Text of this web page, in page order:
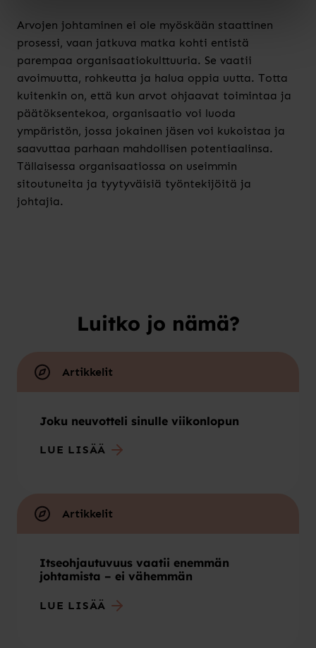
Arvojen johtaminen ei ole myöskään staattinen
prosessi, vaan jatkuva matka kohti entistä
parempaa organisaatiokulttuuria. Se vaatii
avoimuutta, rohkeutta ja halua oppia uutta. Totta
kuitenkin on, että kun arvot ohjaavat toimintaa ja
päätöksentekoa, organisaatio voi luoda
ympäristön, jossa jokainen jäsen voi kukoistaa ja
saavuttaa parhaan mahdollisen potentiaalinsa.
Tällaisessa organisaatiossa on useimmin
sitoutuneita ja tyytyväisiä työntekijöitä ja
johtajia.
Luitko jo nämä?
Artikkelit
Joku neuvotteli sinulle viikonlopun
LUE LISÄÄ
Artikkelit
Itseohjautuvuus vaatii enemmän
johtamista – ei vähemmän
LUE LISÄÄ